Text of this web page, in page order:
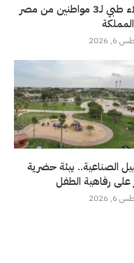
إخلاء طبي لـ3 مواطنين من مصر
2026
الصناعية.. بيئة حضرية
على رفاهية الطفل
2026